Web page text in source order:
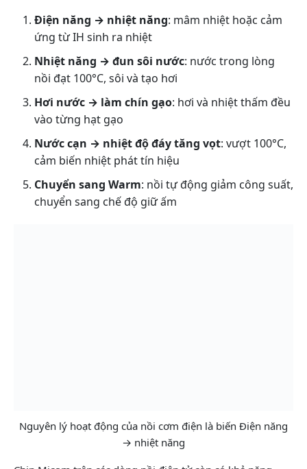
Điện năng → nhiệt năng: mâm nhiệt hoặc cảm
ứng từ IH sinh ra nhiệt
Nhiệt năng → đun sôi nước: nước trong lòng
nồi đạt 100°C, sôi và tạo hơi
Hơi nước → làm chín gạo: hơi và nhiệt thấm đều
vào từng hạt gạo
Nước cạn → nhiệt độ đáy tăng vọt: vượt 100°C,
cảm biến nhiệt phát tín hiệu
Chuyển sang Warm: nồi tự động giảm công suất,
chuyển sang chế độ giữ ấm
Nguyên lý hoạt động của nồi cơm điện là biến Điện năng
→ nhiệt năng